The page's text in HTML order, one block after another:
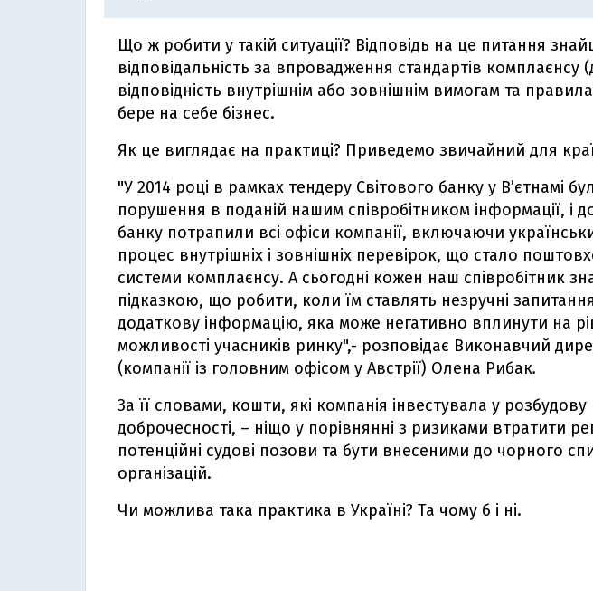
Що ж робити у такій ситуації? Відповідь на це питання
відповідальність за впровадження стандартів комплаєнсу
відповідність внутрішнім або зовнішнім вимогам та
бере на себе бізнес.
Як це виглядає на практиці? Приведемо звичайний для
"У 2014 році в рамках тендеру Світового банку у В’єтнамі
порушення в поданій нашим співробітником інформації, і
банку потрапили всі офіси компанії, включаючи
процес внутрішніх і зовнішніх перевірок, що стало
системи комплаєнсу. А сьогодні кожен наш співробітник
підказкою, що робити, коли їм ставлять незручні
додаткову інформацію, яка може негативно вплинути на
можливості учасників ринку",- розповідає Виконавчий
(компанії із головним офісом у Австрії) Олена Рибак.
За її словами, кошти, які компанія інвестувала у розбудову
доброчесності, – ніщо у порівнянні з ризиками втратити
потенційні судові позови та бути внесеними до чорного
організацій.
Чи можлива така практика в Україні? Та чому б і ні.